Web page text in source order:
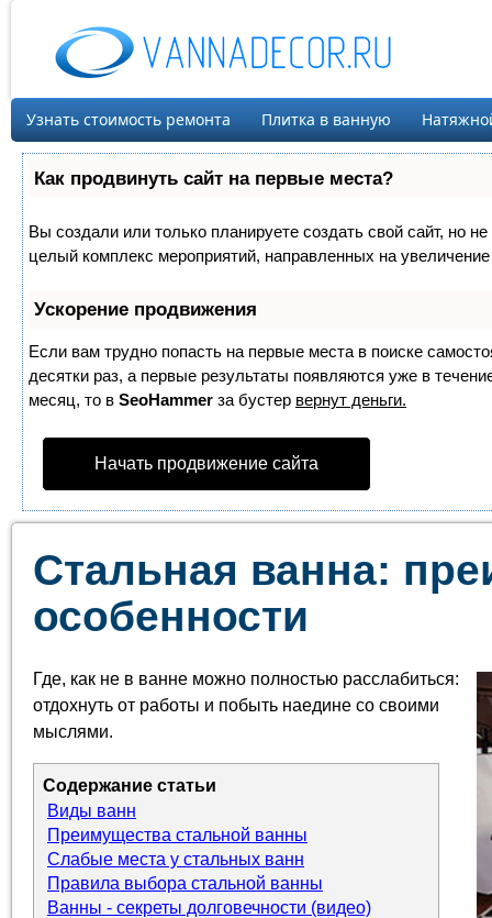
Узнать стоимость ремонта Плитка в ванную
Как продвинуть сайт на первые места?
Вы создали или только планируете создать свой сайт, но
целый комплекс мероприятий, направленных на
Ускорение продвижения
Если вам трудно попасть на первые места в поиске
десятки раз, а первые результаты появляются уже в
месяц, то в SeoHammer за бустер вернут деньги.
Начать продвижение сайта
Стальная ванна:
особенности
Где, как не в ванне можно полностью расслабиться:
отдохнуть от работы и побыть наедине со своими
мыслями.
Содержание статьи
Виды ванн
Преимущества стальной ванны
Слабые места у стальных ванн
Правила выбора стальной ванны
Ванны - секреты долговечности (видео)